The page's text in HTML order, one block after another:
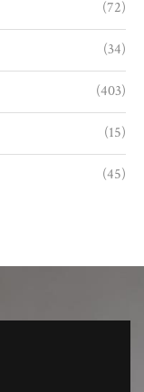
(72)
(34)
(403)
(15)
(45)